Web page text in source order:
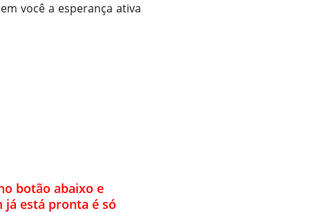
você a esperança ativa
botão abaixo e
já está pronta é só